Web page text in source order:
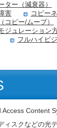
ター（減衰器）
害
コピー
コピー/ムーブ）
ジュレーション
フルハイビ
Access Content
ィスクなどの光